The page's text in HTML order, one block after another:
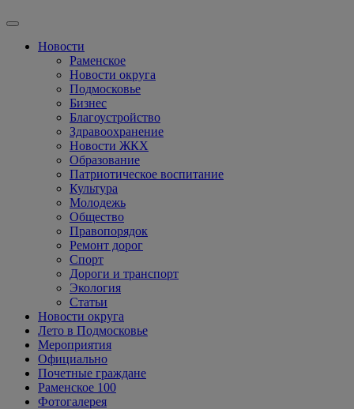
Новости
Раменское
Новости округа
Подмосковье
Бизнес
Благоустройство
Здравоохранение
Новости ЖКХ
Образование
Патриотическое воспитание
Культура
Молодежь
Общество
Правопорядок
Ремонт дорог
Спорт
Дороги и транспорт
Экология
Статьи
Новости округа
Лето в Подмосковье
Мероприятия
Официально
Почетные граждане
Раменское 100
Фотогалерея